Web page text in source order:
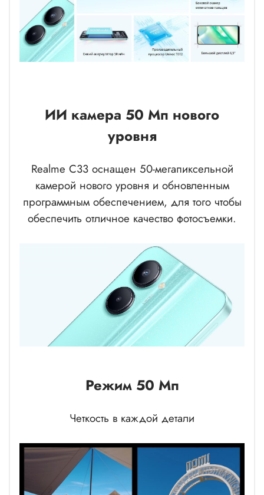
ИИ камера 50 Мп нового
уровня
Realme C33 оснащен 50-мегапиксельной
камерой нового уровня и обновленным
программным обеспечением, для того чтобы
обеспечить отличное качество фотосъемки.
Режим 50 Мп
Четкость в каждой детали